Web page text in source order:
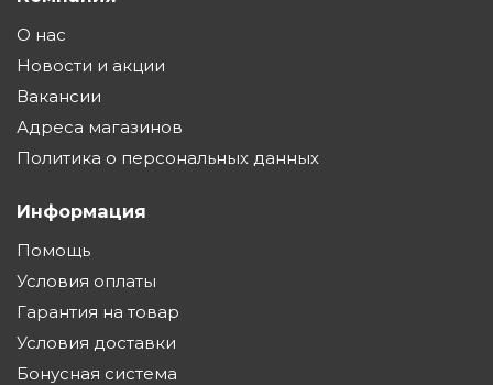
О нас
Новости и акции
Вакансии
Адреса магазинов
Политика о персональных данных
Информация
Помощь
Условия оплаты
Гарантия на товар
Условия доставки
Бонусная система